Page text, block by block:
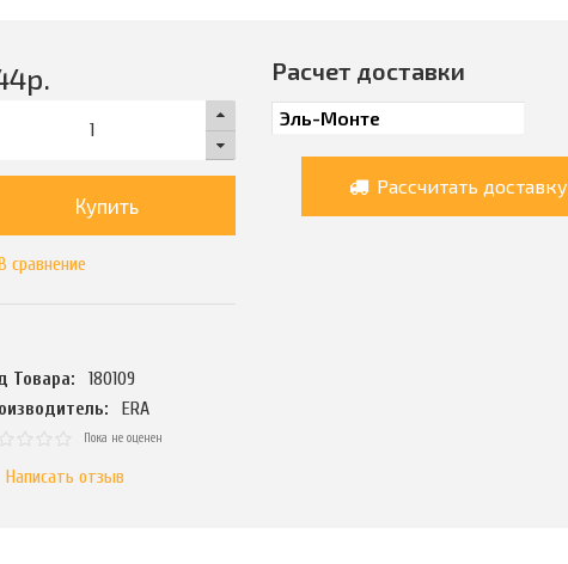
р.
Купить
сравнение
Товара:
180109
ERA
Пока не оценен
Написать отзыв
Расчет доставки
Рассчитать доставку